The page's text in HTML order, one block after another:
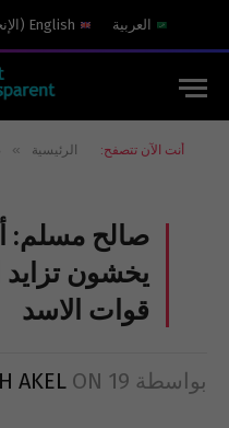
العربية English
(
أنت الآن تتصفح: الرئيسية »
صالح مسلم:
يخشون
قوات الاسد
بواسطة AKEL ON 19 أبريل 2013